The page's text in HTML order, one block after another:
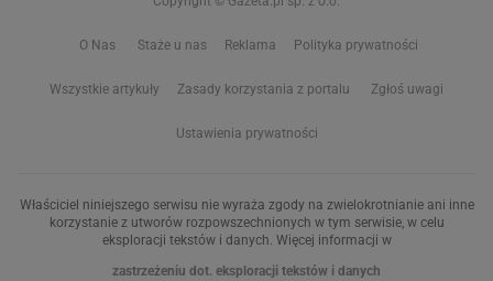
O Nas Staże u nas Reklama Polityka prywatności
Wszystkie artykuły Zasady korzystania z portalu Zgłoś uwagi
Ustawienia prywatności
Właściciel niniejszego serwisu nie wyraża zgody na zwielokrotnianie ani inne
korzystanie z utworów rozpowszechnionych w tym serwisie, w celu
eksploracji tekstów i danych. Więcej informacji w
zastrzeżeniu dot. eksploracji tekstów i danych